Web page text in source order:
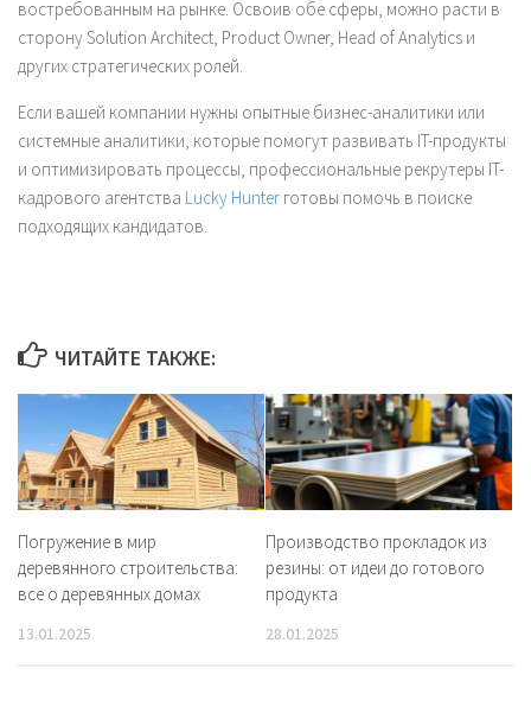
востребованным на рынке. Освоив обе сферы, можно расти в
сторону Solution Architect, Product Owner, Head of Analytics и
других стратегических ролей.
Если вашей компании нужны опытные бизнес-аналитики или
системные аналитики, которые помогут развивать IT-продукты
и оптимизировать процессы, профессиональные рекрутеры IT-
кадрового агентства Lucky Hunter готовы помочь в поиске
подходящих кандидатов.
ЧИТАЙТЕ ТАКЖЕ:
Погружение в мир
деревянного строительства:
все о деревянных домах
13.01.2025
Производство прокладок из
резины: от идеи до готового
продукта
28.01.2025